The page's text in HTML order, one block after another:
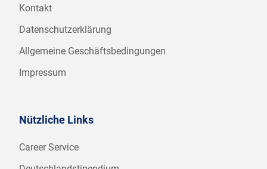
Kontakt
Datenschutzerklärung
Allgemeine Geschäftsbedingungen
Impressum
Nützliche Links
Career Service